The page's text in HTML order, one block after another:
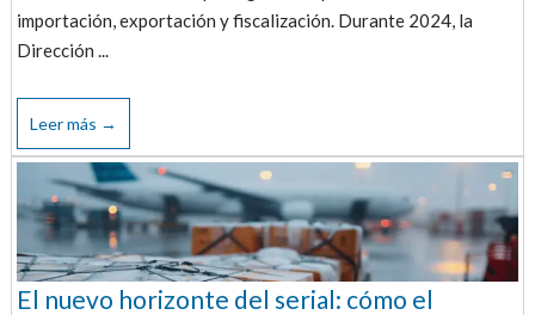
importación, exportación y fiscalización. Durante 2024, la
Dirección ...
Leer más →
El nuevo horizonte del serial: cómo el